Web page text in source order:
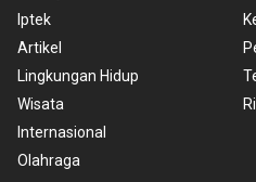
Iptek
Artikel
Lingkungan Hidup
Wisata
Internasional
Olahraga